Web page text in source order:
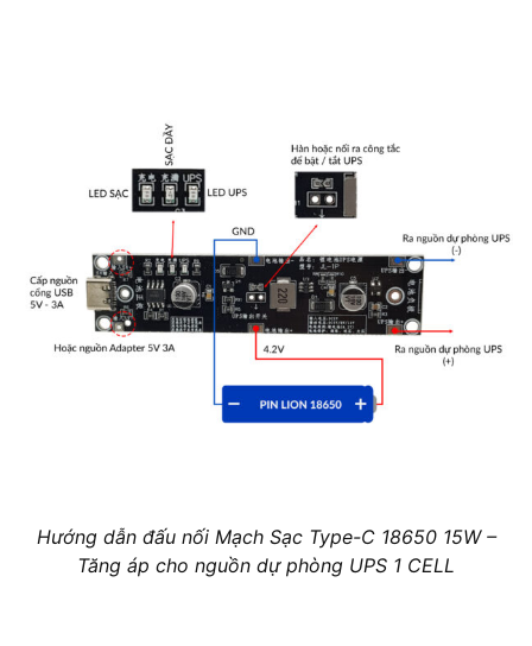
Hướng dẫn đấu nối Mạch Sạc Type-C 18650 15W –
Tăng áp cho nguồn dự phòng UPS 1 CELL